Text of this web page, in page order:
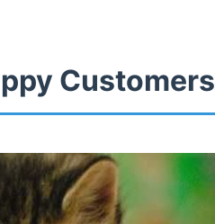
Customers